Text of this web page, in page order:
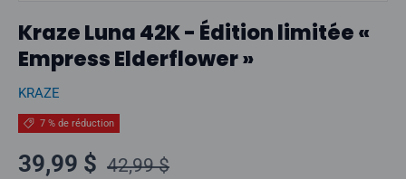
Kraze Luna 42K - Édition limitée «
Empress Elderflower »
KRAZE
7 % de réduction
Prix soldé
39,99 $ Prix normal
42,99 $